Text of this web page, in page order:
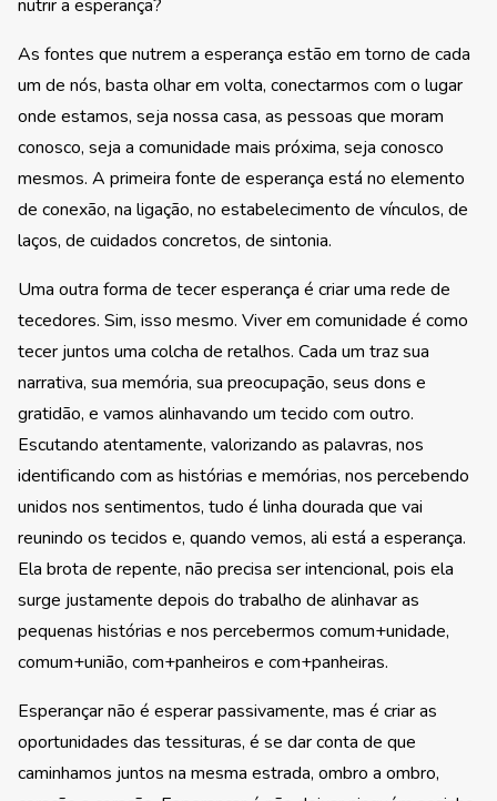
nutrir a esperança?
As fontes que nutrem a esperança estão em torno de cada
um de nós, basta olhar em volta, conectarmos com o lugar
onde estamos, seja nossa casa, as pessoas que moram
conosco, seja a comunidade mais próxima, seja conosco
mesmos. A primeira fonte de esperança está no elemento
de conexão, na ligação, no estabelecimento de vínculos, de
laços, de cuidados concretos, de sintonia.
Uma outra forma de tecer esperança é criar uma rede de
tecedores. Sim, isso mesmo. Viver em comunidade é como
tecer juntos uma colcha de retalhos. Cada um traz sua
narrativa, sua memória, sua preocupação, seus dons e
gratidão, e vamos alinhavando um tecido com outro.
Escutando atentamente, valorizando as palavras, nos
identificando com as histórias e memórias, nos percebendo
unidos nos sentimentos, tudo é linha dourada que vai
reunindo os tecidos e, quando vemos, ali está a esperança.
Ela brota de repente, não precisa ser intencional, pois ela
surge justamente depois do trabalho de alinhavar as
pequenas histórias e nos percebermos comum+unidade,
comum+união, com+panheiros e com+panheiras.
Esperançar não é esperar passivamente, mas é criar as
oportunidades das tessituras, é se dar conta de que
caminhamos juntos na mesma estrada, ombro a ombro,